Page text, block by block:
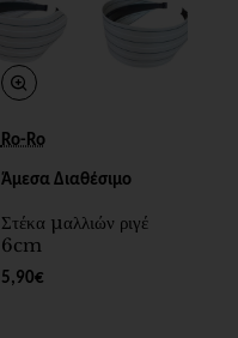
Ro-Ro
Άμεσα Διαθέσιμο
Στέκα μαλλιών ριγέ
6cm
5,90€